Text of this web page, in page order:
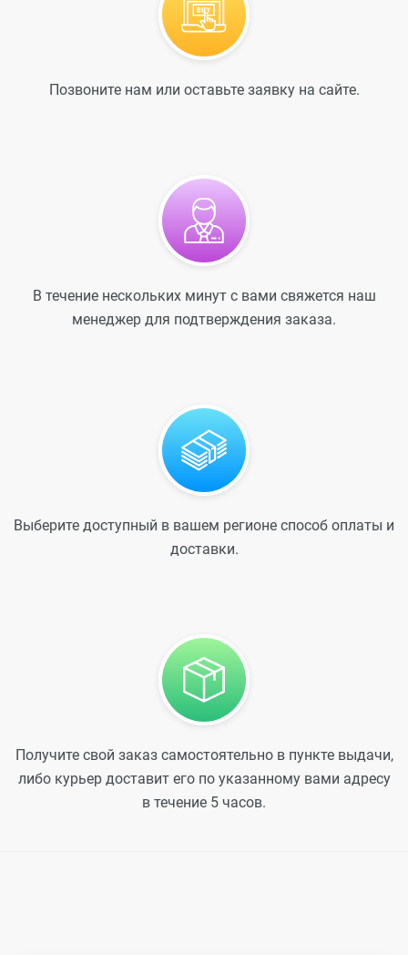
Позвоните нам или оставьте заявку на сайте.
В течение нескольких минут с вами свяжется наш
менеджер для подтверждения заказа.
Выберите доступный в вашем регионе способ оплаты и
доставки.
Получите свой заказ самостоятельно в пункте выдачи,
либо курьер доставит его по указанному вами адресу
в течение 5 часов.